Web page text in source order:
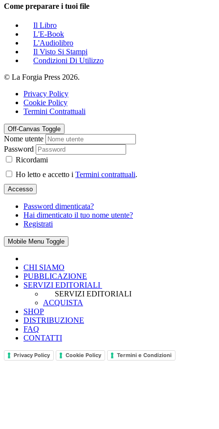
Come preparare i tuoi file
Il Libro
L'E-Book
L'Audiolibro
Il Visto Si Stampi
Condizioni Di Utilizzo
© La Forgia Press 2026.
Privacy Policy
Cookie Policy
Termini Contrattuali
Off-Canvas Toggle
Nome utente
Password
Ricordami
Ho letto e accetto i Termini contrattuali.
Accesso
Password dimenticata?
Hai dimenticato il tuo nome utente?
Registrati
Mobile Menu Toggle
CHI SIAMO
PUBBLICAZIONE
SERVIZI EDITORIALI
SERVIZI EDITORIALI
ACQUISTA
SHOP
DISTRIBUZIONE
FAQ
CONTATTI
Privacy Policy Cookie Policy Termini e Condizioni